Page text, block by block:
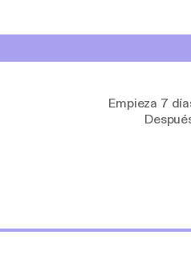
Empieza 7